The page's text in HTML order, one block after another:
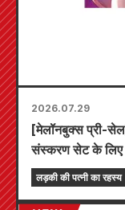
2026.07.29
[मेलॉनबुक्स प्री-
संस्करण सेट के लिए
रिलीज़ होने वाला है!
लड़की की पत्नी का रहस्य